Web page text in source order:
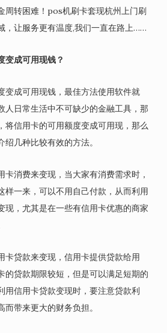
周转困难！pos机刷卡套现杭州上门刷
，让服务更有温度,我们一直在路上……
变成可用现钱？
变成可用现钱，最佳方法使用软件就
人日常生活中不可缺少的金融工具，那
将信用卡的可用额度变成可用现，那么
几种比较有效的方法。
卡消费来变现，当大家有消费需求时，
样一来，可以不用自己付款，从而利用
现，尤其是在一些有信用卡优惠的商家
卡贷款来变现，信用卡提供贷款给用
的贷款期限较短，但是可以满足短期的
用信用卡贷款变现时，要注意贷款利
带来更大的财务负担。